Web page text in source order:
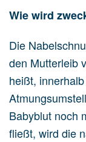
Wie wird
Die
den Mutterleib
heißt,
Babyblut noch
fließt, wird die